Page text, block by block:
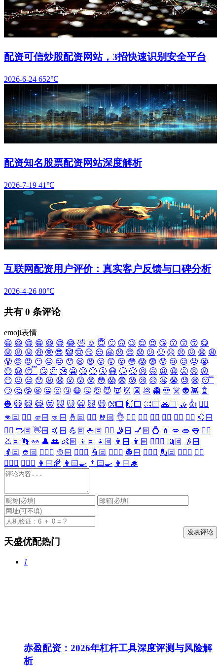
配资可信炒股配资网站，3招快速识别安全平台
2026-6-24 652℃
配资知名股票配资网站深度解析
2026-7-19 41℃
互联网配资用户评价：真实客户反馈与口碑分析
2026-4-26 80℃
共有 0 条评论
emoji表情
😀 😃 😄 😁 😆 😅 😂 🤣 ☺️ 😇 🙂 🙃 😉 😌 😍 😘 😗 😙 😚 😋
😜 😝 😛 🤑 🤓 😎 🤡 🤠 😏 😒 🤗 😞 😔 😟 😕 🙁 ☹️ 😣 😖 😫 😩
😤 😠 😡 😶 😐 😑 😯 😦 😧 😮 😲 😵 😳 😱 😨 😰 😢 😥 🤤 😭
😓 😪 😴 🙄 🤔 🤥 😬 🤐 🤢 🤧 😷 🤒 🤕 😣 😖 😫 😩 😤 😠 😡
😶 😐 😑 😯 😦 😧 😮 😲 😵 😳 😱 😨 😰 😢 😥 🤤 😭 😓 😪 😴
🙄 🤔 🤥 😬 🤐 🤢 🤧 😷 🤒 🤕 😈 👿 👹 👺 💩 👻 💀 ☠️ 👽 👾 🤖
🎃 😺 😸 😹 😻 😼 😽 🙀 😿 😾 👐🏻 🙌🏻 👏🏻 🙏🏻 🤝 👍 👎🏻
👊🏻 ✊🏻 🤛🏻 🤜🏻 🤞🏻 ✌🏻 🤘🏻 👌 👈🏻 👉🏻 👆🏻 👇🏻 ☝🏻 ✋🏻 🤚🏻
🖐🏻 🖖🏻 👋🏻 🤙🏻 💪🏻 🖕🏻 ✍🏻 🤳🏻 💅🏻 💍 💄 💋 👄 👅 👂🏻
👃🏻 👣 👀 👤 👥 👶🏻 👦🏻 👧🏻 👨🏻 👩🏻 👱🏻‍♀️ 👱🏻
👴🏻
👵🏻 👲🏻 👳🏻‍♀️ 👳🏻 👮🏻‍♀️ 👮🏻 👷🏻‍♀️ 👷🏻 💂🏻‍♀️ 💂🏻 🕵🏻‍♀️ 🕵🏻
👩🏻‍⚕️ 👨🏻‍⚕️ 👩🏻‍🌾 👩🏻‍🍳 👨🏻‍🍳 👩🏻‍🎓
天盛优配热门
1
赤盈配资：2026年杠杆工具深度评测与风险解
析